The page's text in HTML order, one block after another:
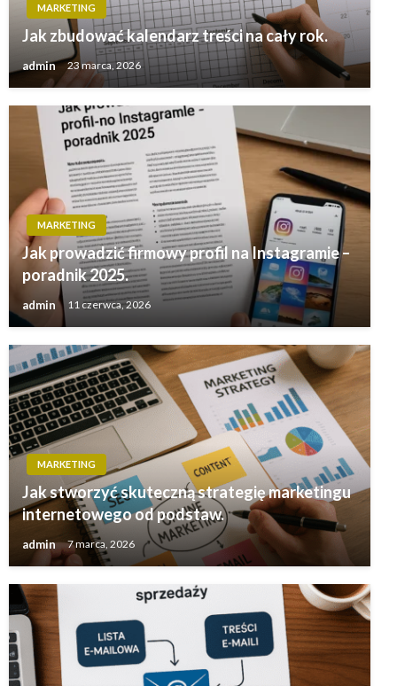
MARKETING
Jak zbudować kalendarz treści na cały rok.
admin 23 marca, 2026
MARKETING
Jak prowadzić firmowy profil na Instagramie –
poradnik 2025.
admin 11 czerwca, 2026
MARKETING
Jak stworzyć skuteczną strategię marketingu
internetowego od podstaw.
admin 7 marca, 2026